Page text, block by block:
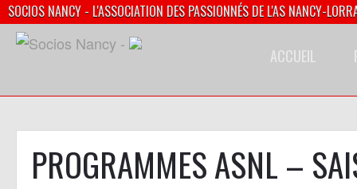
SOCIOS NANCY - L'ASSOCIATION DES PASSIONNÉS DE L'AS NANCY-
ACCUEIL
PROGRAMMES ASNL –